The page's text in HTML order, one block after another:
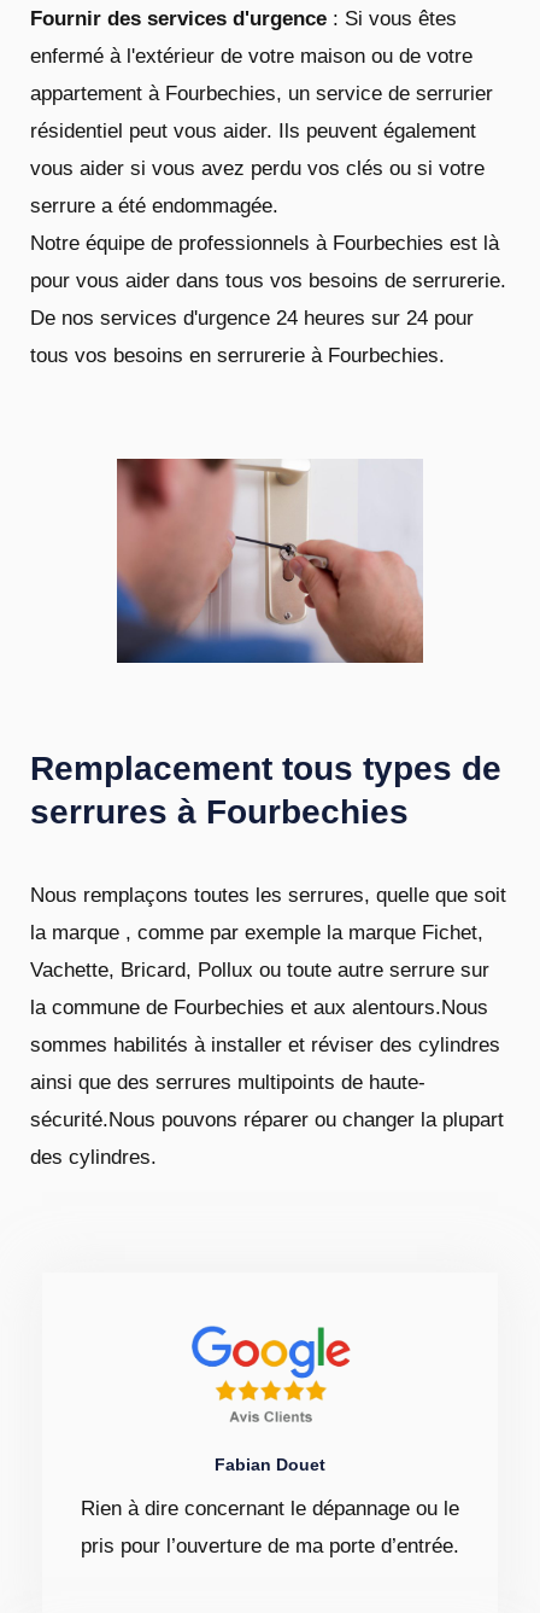
Fournir des services d'urgence : Si vous êtes
enfermé à l'extérieur de votre maison ou de votre
appartement à Fourbechies, un service de serrurier
résidentiel peut vous aider. Ils peuvent également
vous aider si vous avez perdu vos clés ou si votre
serrure a été endommagée.
Notre équipe de professionnels à Fourbechies est là
pour vous aider dans tous vos besoins de serrurerie.
De nos services d'urgence 24 heures sur 24 pour
tous vos besoins en serrurerie à Fourbechies.
Remplacement tous types de
serrures à Fourbechies
Nous remplaçons toutes les serrures, quelle que soit
la marque , comme par exemple la marque Fichet,
Vachette, Bricard, Pollux ou toute autre serrure sur
la commune de Fourbechies et aux alentours.Nous
sommes habilités à installer et réviser des cylindres
ainsi que des serrures multipoints de haute-
sécurité.Nous pouvons réparer ou changer la plupart
des cylindres.
Fabian Douet
Rien à dire concernant le dépannage ou le
pris pour l’ouverture de ma porte d’entrée.